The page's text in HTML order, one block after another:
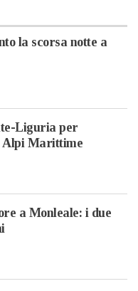
la scorsa notte a
Liguria per
Alpi Marittime
a Monleale: i due